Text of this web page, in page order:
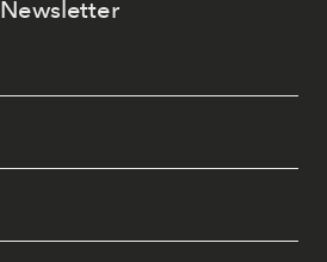
Newsletter